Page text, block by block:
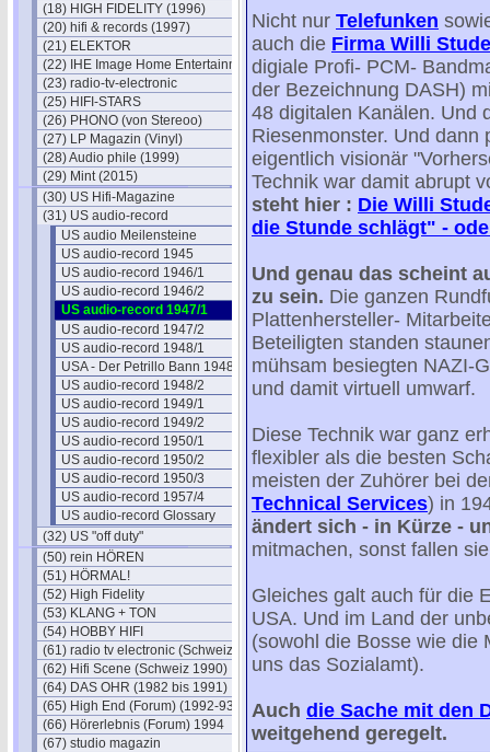
(18) HIGH FIDELITY (1996)
(20) hifi & records (1997)
(21) ELEKTOR
(22) IHE Image Home Entertainment
(23) radio-tv-electronic
(25) HIFI-STARS
(26) PHONO (von Stereoo)
(27) LP Magazin (Vinyl)
(28) Audio phile (1999)
(29) Mint (2015)
(30) US Hifi-Magazine
(31) US audio-record
US audio Meilensteine
US audio-record 1945
US audio-record 1946/1
US audio-record 1946/2
US audio-record 1947/1
US audio-record 1947/2
US audio-record 1948/1
USA - Der Petrillo Bann 1948
US audio-record 1948/2
US audio-record 1949/1
US audio-record 1949/2
US audio-record 1950/1
US audio-record 1950/2
US audio-record 1950/3
US audio-record 1957/4
US audio-record Glossary
(32) US "off duty"
(50) rein HÖREN
(51) HÖRMAL!
(52) High Fidelity
(53) KLANG + TON
(54) HOBBY HIFI
(61) radio tv electronic (Schweiz)
(62) Hifi Scene (Schweiz 1990)
(64) DAS OHR (1982 bis 1991)
(65) High End (Forum) (1992-93)
(66) Hörerlebnis (Forum) 1994
(67) studio magazin
Nicht nur Telefunken
auch die Firma Willi
digiale Profi- PCM-
der Bezeichnung DASH)
48 digitalen Kanälen. Und
Riesenmonster. Und dann
eigentlich visionär
Technik war damit abrupt
steht hier : Die Willi
die Stunde schlägt" -
Und genau das scheint
zu sein. Die ganzen
Plattenhersteller-
Beteiligten standen
mühsam besiegten NAZI-
und damit virtuell umwarf.
Diese Technik war ganz
flexibler als die besten
meisten der Zuhörer bei
Technical Services) in
ändert sich - in Kürze -
mitmachen, sonst fallen
Gleiches galt auch für die
USA. Und im Land der
(sowohl die Bosse wie die
uns das Sozialamt).
Auch die Sache mit den
weitgehend geregelt.